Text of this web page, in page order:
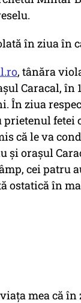
în ziua în
, tânăra
Caracal, în
În ziua
prietenul fetei
că le va
şi oraşul
cei patru
ostatică în
mea că în